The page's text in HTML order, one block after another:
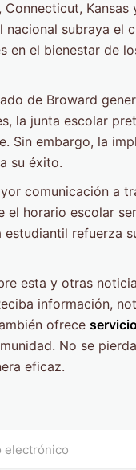
nacional subraya el
en el bienestar de
de Broward
la junta escolar
Sin embargo, la
su éxito.
comunicación a
horario escolar
refuerza
esta y otras
información,
ofrece
No se
eficaz.